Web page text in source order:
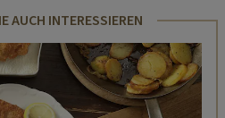
AUCH INTERESSIEREN